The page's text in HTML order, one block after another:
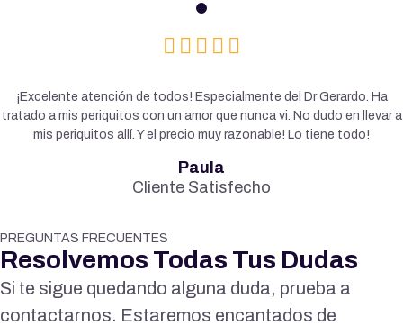
¡Excelente atención de todos! Especialmente del Dr Gerardo. Ha
tratado a mis periquitos con un amor que nunca vi. No dudo en llevar a
mis periquitos allí. Y el precio muy razonable! Lo tiene todo!
Paula
Cliente Satisfecho
PREGUNTAS FRECUENTES
Resolvemos Todas Tus Dudas
Si te sigue quedando alguna duda, prueba a
contactarnos. Estaremos encantados de